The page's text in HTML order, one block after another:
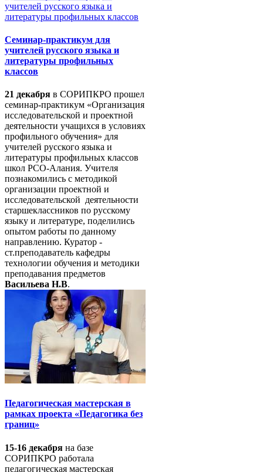
Семинар-практикум для
учителей русского языка и
литературы профильных
классов
21 декабря в СОРИПКРО прошел
семинар-практикум «Организация
исследовательской и проектной
деятельности учащихся в условиях
профильного обучения» для
учителей русского языка и
литературы профильных классов
школ РСО-Алания. Учителя
познакомились с методикой
организации проектной и
исследовательской деятельности
старшеклассников по русскому
языку и литературе, поделились
опытом работы по данному
направлению. Куратор -
ст.преподаватель кафедры
технологии обучения и методики
преподавания предметов
Васильева Н.В.
Педагогическая мастерская в
рамках проекта «Педагогика без
границ»
15-16 декабря на базе
СОРИПКРО работала
педагогическая мастерская